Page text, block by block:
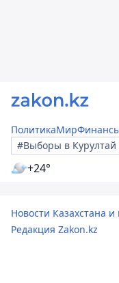
ПолитикаМир
#Выборы в Курултай
+24°
Новости Казахстана
Редакция Zakon.kz